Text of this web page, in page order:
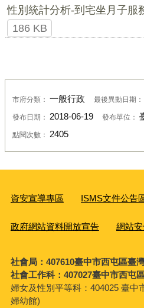
性別統計分析-到宅坐月子服
186 KB
市府分類： 一般行政 最後異動日期：
發布日期： 2018-06-19 發布單位：
點閱次數： 2405
資安宣導專區 ISMS文件公告
政府網站資料開放宣告 網站
社會局：407610臺中市西屯區臺
社會工作科：407027臺中市西屯
婦女及性別平等科： 404025 臺中
婦幼館)